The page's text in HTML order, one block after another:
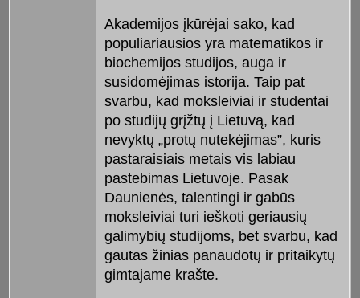
Akademijos įkūrėjai sako, kad
populiariausios yra matematikos ir
biochemijos studijos, auga ir
susidomėjimas istorija. Taip pat
svarbu, kad moksleiviai ir studentai
po studijų grįžtų į Lietuvą, kad
nevyktų „protų nutekėjimas”, kuris
pastaraisiais metais vis labiau
pastebimas Lietuvoje. Pasak
Daunienės, talentingi ir gabūs
moksleiviai turi ieškoti geriausių
galimybių studijoms, bet svarbu, kad
gautas žinias panaudotų ir pritaikytų
gimtajame krašte.